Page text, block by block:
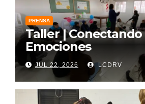
PRENSA
Taller |
Emociones
JUL 22, 2026 LCDRV